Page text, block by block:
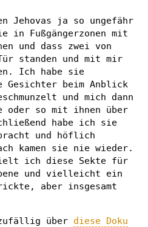
Jehovas ja so ungefähr
in Fußgängerzonen mit
und dass zwei von
standen und mit mir
Ich habe sie
beim Anblick
und mich dann
oder so mit ihnen über
habe ich sie
und höflich
kamen sie nie wieder.
ich diese Sekte für
und vielleicht ein
aber insgesamt
über diese Doku